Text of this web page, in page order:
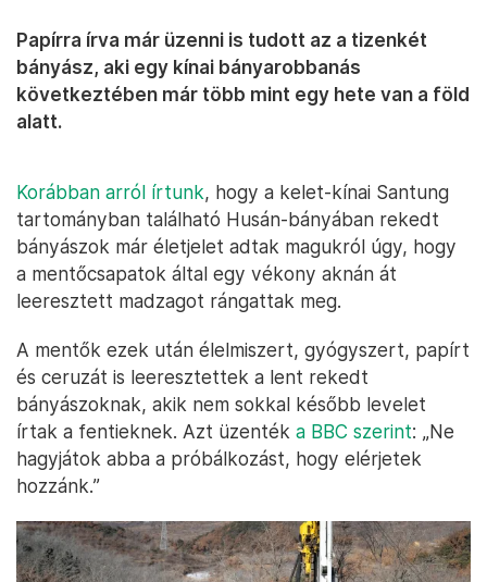
Papírra írva már üzenni is tudott az a tizenkét
bányász, aki egy kínai bányarobbanás
következtében már több mint egy hete van a föld
alatt.
Korábban arról írtunk, hogy a kelet-kínai Santung
tartományban található Husán-bányában rekedt
bányászok már életjelet adtak magukról úgy, hogy
a mentőcsapatok által egy vékony aknán át
leeresztett madzagot rángattak meg.
A mentők ezek után élelmiszert, gyógyszert, papírt
és ceruzát is leeresztettek a lent rekedt
bányászoknak, akik nem sokkal később levelet
írtak a fentieknek. Azt üzenték a BBC szerint: „Ne
hagyjátok abba a próbálkozást, hogy elérjetek
hozzánk.”